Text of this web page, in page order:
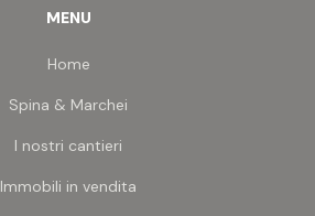
MENU
Home
Spina & Marchei
I nostri cantieri
Immobili in vendita